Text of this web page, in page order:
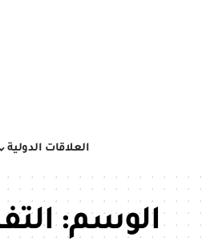
العلاقات الدولية
الوسم: